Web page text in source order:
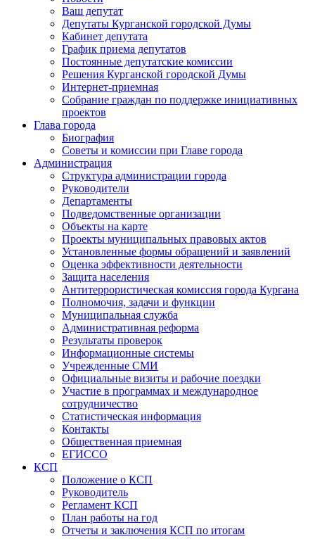
Ваш депутат
Депутаты Курганской городской Думы
Кабинет депутата
График приема депутатов
Постоянные депутатские комиссии
Решения Курганской городской Думы
Интернет-приемная
Собрание граждан по поддержке инициативных
проектов
Глава города
Биография
Советы и комиссии при Главе города
Администрация
Структура администрации города
Руководители
Департаменты
Подведомственные организации
Объекты на карте
Проекты муниципальных правовых актов
Установленные формы обращений и заявлений
Оценка эффективности деятельности
Защита населения
Антитеррористическая комиссия города Кургана
Полномочия, задачи и функции
Муниципальная служба
Административная реформа
Результаты проверок
Информационные системы
Учрежденные СМИ
Официальные визиты и рабочие поездки
Участие в программах и международное
сотрудничество
Статистическая информация
Контакты
Общественная приемная
ЕГИССО
КСП
Положение о КСП
Руководитель
Регламент КСП
План работы на год
Отчеты и заключения КСП по итогам